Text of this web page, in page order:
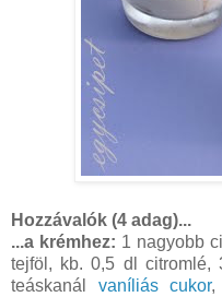
Hozzávalók (4 adag)...
...a krémhez: 1 nagyobb
tejföl, kb. 0,5 dl citromlé,
teáskanál vaníliás cukor,